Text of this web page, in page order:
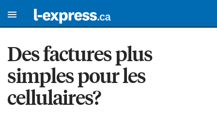
Des factures plus
simples pour les
cellulaires?